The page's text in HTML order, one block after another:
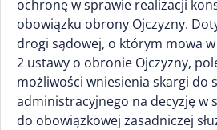
ochronę w sprawie realizacji
obowiązku obrony Ojczyzny.
drogi sądowej, o którym mowa
2 ustawy o obronie Ojczyzny,
możliwości wniesienia skargi do
administracyjnego na decyzję w
do obowiązkowej zasadniczej